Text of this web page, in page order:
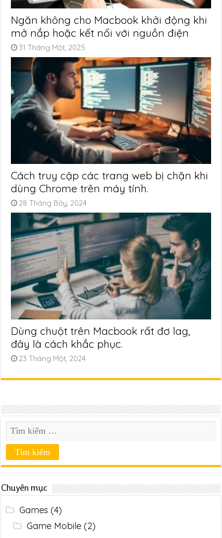
Ngăn không cho Macbook khởi động khi
mở nắp hoặc kết nối với nguồn điện
31 Tháng Một, 2025
Cách truy cập các trang web bị chặn khi
dùng Chrome trên máy tính.
28 Tháng Bảy, 2024
Dùng chuột trên Macbook rất đơ lag,
đây là cách khắc phục.
23 Tháng Một, 2024
Chuyên mục
Games (4)
Game Mobile(2)